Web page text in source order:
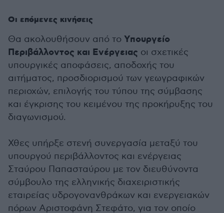
Οι επόμενες κινήσεις
Θα ακολουθήσουν από το Υπουργείο
Περιβάλλοντος και Ενέργειας οι σχετικές
υπουργικές αποφάσεις, αποδοχής του
αιτήματος, προσδιορισμού των γεωγραφικών
περιοχών, επιλογής του τύπου της σύμβασης
και έγκρισης του κειμένου της προκήρυξης του
διαγωνισμού.
Χθες υπήρξε στενή συνεργασία μεταξύ του
υπουργού περιβάλλοντος και ενέργειας
Σταύρου Παπασταύρου με τον διευθύνοντα
σύμβουλο της ελληνικής διαχειριστικής
εταιρείας υδρογονανθράκων και ενεργειακών
πόρων Αριστοφάνη Στεφάτο, για τον οποίο